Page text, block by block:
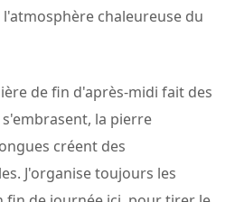
chaleureuse du
de fin d'après-midi fait des
la pierre
créent des
J'organise toujours les